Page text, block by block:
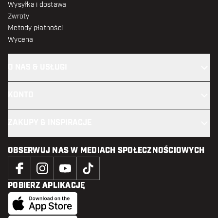
Wysyłka i dostawa
Zwroty
Metody płatności
Wycena
OBSERWUJ NAS W MEDIACH SPOŁECZNOŚCIOWYCH
POBIERZ APLIKACJĘ